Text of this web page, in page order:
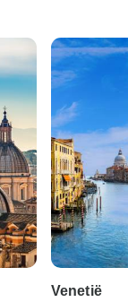
Venetië